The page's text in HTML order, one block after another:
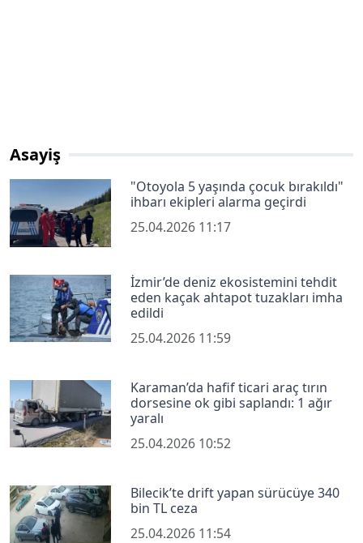
Asayiş
"Otoyola 5 yaşında çocuk bırakıldı"
ihbarı ekipleri alarma geçirdi
25.04.2026 11:17
İzmir’de deniz ekosistemini tehdit
eden kaçak ahtapot tuzakları imha
edildi
25.04.2026 11:59
Karaman’da hafif ticari araç tırın
dorsesine ok gibi saplandı: 1 ağır
yaralı
25.04.2026 10:52
Bilecik’te drift yapan sürücüye 340
bin TL ceza
25.04.2026 11:54